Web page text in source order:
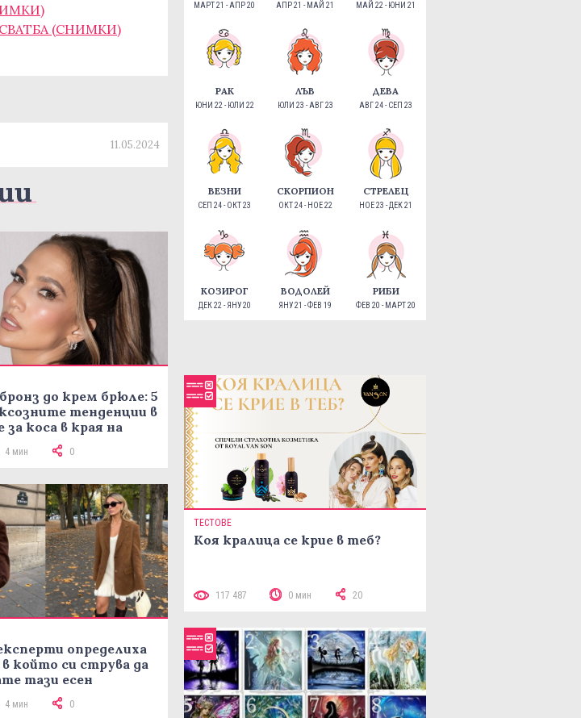
СВАТБА (СНИМКИ)
11.05.2024
до крем брюле: 5
тенденции в
коса в края на
4 мин 0
определиха
който си струва да
тази есен
4 мин 0
МАРТ 21 - АПР 20 АПР 21 - МАЙ 21 МАЙ 22 - ЮНИ 21
РАК
ЮНИ 22 - ЮЛИ 22
ЛЪВ
ЮЛИ 23 - АВГ 23
ДЕВА
АВГ 24 - СЕП 23
ВЕЗНИ
СЕП 24 - ОКТ 23
СКОРПИОН
ОКТ 24 - НОЕ 22
СТРЕЛЕЦ
НОЕ 23 - ДЕК 21
КОЗИРОГ
ДЕК 22 - ЯНУ 20
ВОДОЛЕЙ
ЯНУ 21 - ФЕВ 19
РИБИ
ФЕВ 20 - МАРТ 20
ТЕСТОВЕ
Коя кралица се крие в теб?
117 487 0 мин 20